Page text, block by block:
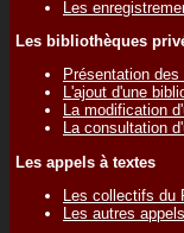
Les
Les bibliothèques
Présentation
L'ajout d'une
La modification
La consultation
Les appels à textes
Les collectifs du
Les autres